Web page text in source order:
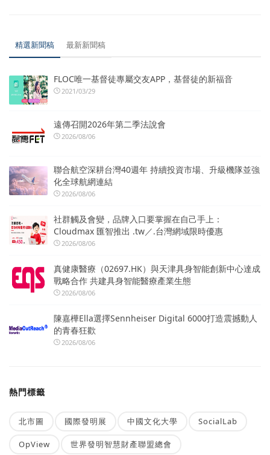
精選新聞稿 最新新聞稿
FLOC唯一基督徒專屬交友APP，基督徒的新福音
2021/03/29
遠傳召開2026年第二季法說會
2026/08/06
聯合航空深耕台灣40週年 持續投資市場、升級機隊並強
化全球航網連結
2026/08/06
社群觸及會變，品牌入口要掌握在自己手上：
Cloudmax 匯智推出 .tw／.台灣網域限時優惠
2026/08/06
真健康醫療（02697.HK）與天津具身智能創新中心達成
戰略合作 共建具身智能醫療產業生態
2026/08/06
陳嘉樺Ella選擇Sennheiser Digital 6000打造震撼動人
的青春狂歡
2026/08/06
熱門標籤
北市圖 國際發明展 中國文化大學 SocialLab
OpView 世界發明智慧財產聯盟總會